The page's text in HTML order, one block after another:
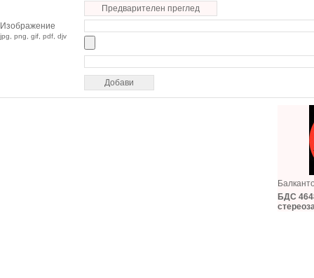
Предварителен преглед
Изображение
jpg, png, gif, pdf, djv
БДС